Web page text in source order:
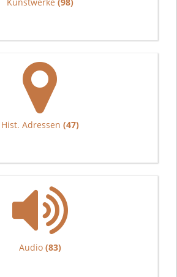
Hist. Adressen (47)
Audio (83)